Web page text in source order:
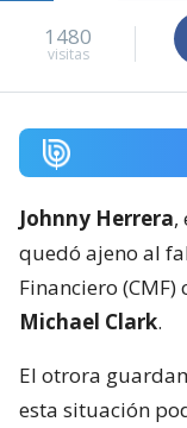
1480
visitas
Johnny Herrera,
quedó ajeno al
Financiero
Michael Clark.
El otrora
esta situación